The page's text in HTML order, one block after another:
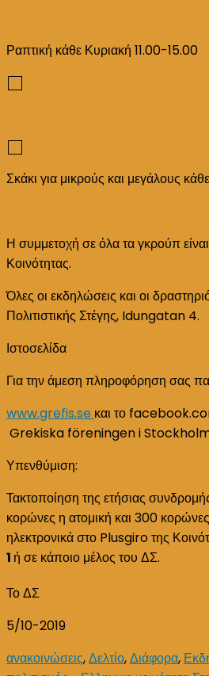
Ραπτική κάθε Κυριακή 11.00-15.00
Σκάκι για μικρούς και μεγάλους
Η συμμετοχή σε όλα τα γκρούπ
Κοινότητας.
Όλες οι εκδηλώσεις και οι
Πολιτιστικής Στέγης, Idungatan 4.
Ιστοσελίδα
Για την άμεση πληροφόρηση σας
www.grefis.se και το
Grekiska föreningen i
Υπενθύμιση:
Τακτοποίηση της ετήσιας
κορώνες η ατομική και 300 κορώνες
ηλεκτρονικά στο Plusgiro της
1 ή σε κάποιο μέλος του ΔΣ.
Το ΔΣ
5/10-2019
ανακοινώσεις,Δελτίο,Διάφορα,